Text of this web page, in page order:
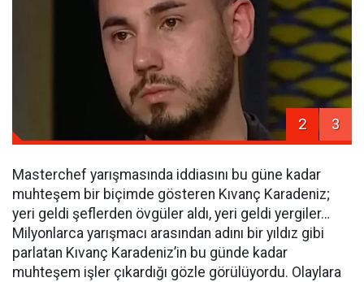
2 3
Masterchef yarışmasında iddiasını bu güne kadar
muhteşem bir biçimde gösteren Kıvanç Karadeniz;
yeri geldi şeflerden övgüler aldı, yeri geldi yergiler…
Milyonlarca yarışmacı arasından adını bir yıldız gibi
parlatan Kıvanç Karadeniz’in bu günde kadar
muhteşem işler çıkardığı gözle görülüyordu. Olaylara